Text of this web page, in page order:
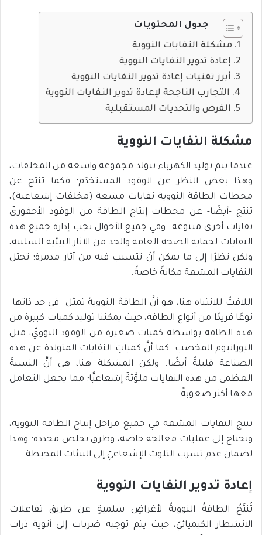
جدول المحتويات
مشكلة النفايات النووية
إعادة تدوير النفايات النووية
أبرز تقنيات إعادة تدوير النفايات النووية
التجارب الناجحة لإعادة تدوير النفايات النووية
الفرص والتحديات المستقبلية
مشكلة النفايات النووية
عندما يتم توليد الكهرباء تتولد مجموعة واسعة من المخلفات،
وهذا بغض النظر عن الوقود المستخدَم؛ فكما تنتج عن
محطات الطاقة النووية نفايات مشعة (مخلفات إشعاعية)،
تنتج -أيضًا- عن محطات إنتاج الطاقة من الوقود الأحفوريّ
نفايات أخرى متنوعة. وفي جميع الأحوال تجب إدارة جميع هذه
النفايات لحماية الصحة العامة والحد من الآثار البيئية السلبية،
ولكن نظرًا إلى ما يمكن أنْ تتسبب فيه من آثار مدمرة؛ تحتل
النفايات المشعة مكانةً خاصةً.
اللافتُ للانتباه هنا، هو أنَّ الطاقةَ النوويةَ تمثل -في حد ذاتها-
نوعًا فريدًا من أنواع الطاقة، حيث يمكننا توليد كميات كبيرة من
هذه الطاقة بواسطة كميات صغيرة من الوقود النوويّ، مثل
اليورانيوم المخصب. كما أنَّ كمياتِ النفايات المتولدة عن هذه
الصناعة قليلةٌ أيضًا. ولكن المشكلة هنا، هي أنَّ النسبةَ
العظمى من هذه النفايات ملوَّثةٌ إشعاعيًّا؛ مما يجعل التعامل
معها أكثر صعوبةً.
تنتج النفايات المشعة في جميع مراحل إنتاج الطاقة النووية،
وتحتاج إلى عمليات معالجة خاصة، وطرق تخلص محددة؛ وهذا
لضمان عدم تسرب التلوث الإشعاعيّ إلى البيئات المحيطة.
إعادة تدوير النفايات النووية
تُنتَجُ الطاقةُ النوويةُ لأغراضٍ سلميةٍ عن طريق تفاعلات
الانشطار الكيميائيّ، حيث يتم توجيه ضربات إلى أنوية ذرات